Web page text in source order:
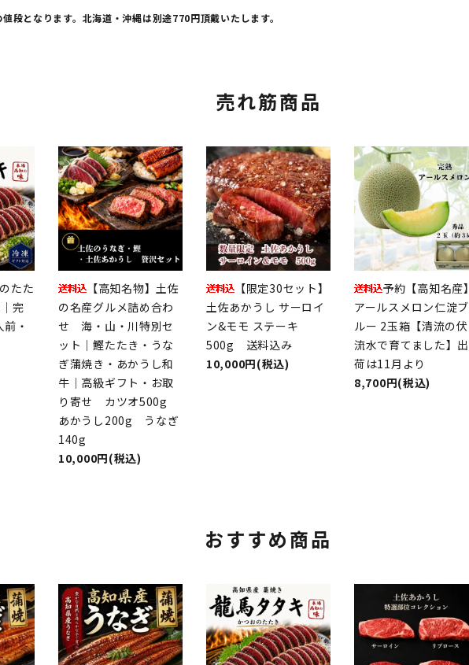
段となります。北海道・沖縄は別途770円頂戴いたします。
売れ筋商品
たた
完
・
【高知名物】土佐
の名産グルメ詰め合わ
せ 海・山・川特別セ
ット｜鰹たたき・うな
ぎ蒲焼き・あかうし和
牛｜高級ギフト・お取
り寄せ カツオ500g
あかうし200g うなぎ
140g
10,000円(税込)
【限定30セット】
土佐あかうし サーロイ
ン&モモ ステーキ
500g 送料込み
10,000円(税込)
予約【高知名産】
アールスメロン仁淀ブ
ルー 2玉箱【清流の伏
流水で育てました】出
荷は11月より
8,700円(税込)
おすすめ商品